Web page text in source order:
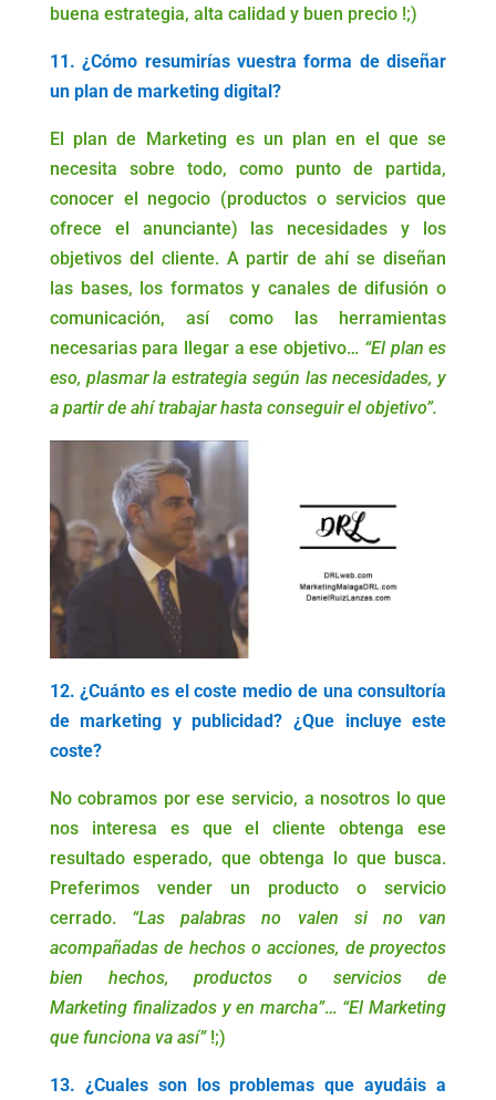
buena estrategia, alta calidad y buen precio !;)
11. ¿Cómo resumirías vuestra forma de diseñar
un plan de marketing digital?
El plan de Marketing es un plan en el que se
necesita sobre todo, como punto de partida,
conocer el negocio (productos o servicios que
ofrece el anunciante) las necesidades y los
objetivos del cliente. A partir de ahí se diseñan
las bases, los formatos y canales de difusión o
comunicación, así como las herramientas
necesarias para llegar a ese objetivo… “El plan es
eso, plasmar la estrategia según las necesidades, y
a partir de ahí trabajar hasta conseguir el objetivo”.
12. ¿Cuánto es el coste medio de una consultoría
de marketing y publicidad? ¿Que incluye este
coste?
No cobramos por ese servicio, a nosotros lo que
nos interesa es que el cliente obtenga ese
resultado esperado, que obtenga lo que busca.
Preferimos vender un producto o servicio
cerrado. “Las palabras no valen si no van
acompañadas de hechos o acciones, de proyectos
bien hechos, productos o servicios de
Marketing finalizados y en marcha”… “El Marketing
que funciona va así”!;)
13. ¿Cuales son los problemas que ayudáis a